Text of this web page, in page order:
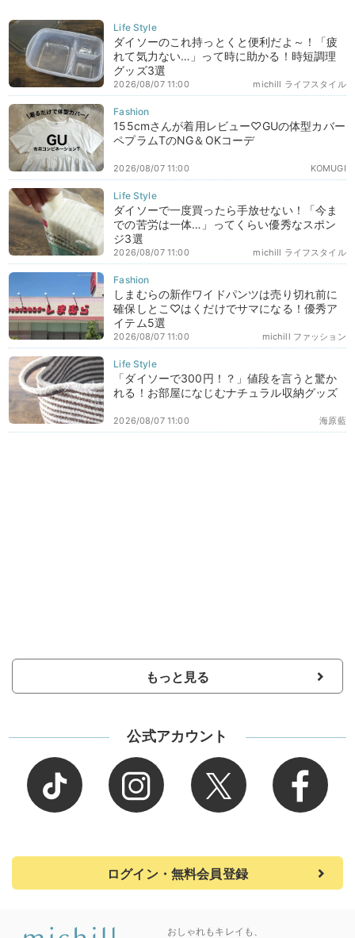
ダイソーのこれ持っとくと便利だよ～！「疲
れて気力ない…」って時に助かる！時短調理
グッズ3選
michill ライフスタイル
2026/08/07 11:00
155cmさんが着用レビュー♡GUの体型カバー
ペプラムTのNG＆OKコーデ
KOMUGI
2026/08/07 11:00
ダイソーで一度買ったら手放せない！「今ま
での苦労は一体…」ってくらい優秀なスポン
ジ3選
michill ライフスタイル
2026/08/07 11:00
しまむらの新作ワイドパンツは売り切れ前に
確保しとこ♡はくだけでサマになる！優秀ア
イテム5選
michill ファッション
2026/08/07 11:00
「ダイソーで300円！？」値段を言うと驚か
れる！お部屋になじむナチュラル収納グッズ
海原藍
2026/08/07 11:00
もっと見る
公式アカウント
ログイン・無料会員登録
おしゃれもキレイも、